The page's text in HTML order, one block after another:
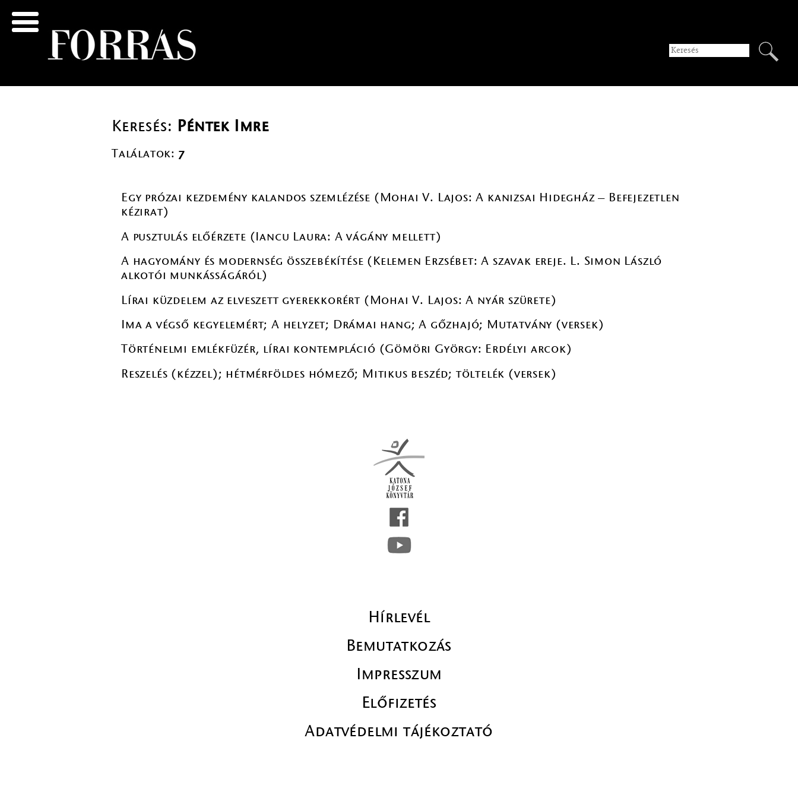
Keresés: Péntek Imre
Találatok: 7
Egy prózai kezdemény kalandos szemlézése (Mohai V. Lajos: A kanizsai Hidegház – Befejezetlen
kézirat)
A pusztulás előérzete (Iancu Laura: A vágány mellett)
A hagyomány és modernség összebékítése (Kelemen Erzsébet: A szavak ereje. L. Simon László
alkotói munkásságáról)
Lírai küzdelem az elveszett gyerekkorért (Mohai V. Lajos: A nyár szürete)
Ima a végső kegyelemért; A helyzet; Drámai hang; A gőzhajó; Mutatvány (versek)
Történelmi emlékfüzér, lírai kontempláció (Gömöri György: Erdélyi arcok)
Reszelés (kézzel); hétmérföldes hómező; Mitikus beszéd; töltelék (versek)
Hírlevél
Bemutatkozás
Impresszum
Előfizetés
Adatvédelmi tájékoztató